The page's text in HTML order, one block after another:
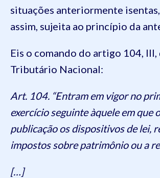
situações anteriormente
assim, sujeita ao princípio da
Eis o comando do artigo 104,
Tributário Nacional:
Art. 104. “Entram em vigor no
exercício seguinte àquele em que
publicação os dispositivos de lei,
impostos sobre patrimônio ou a
[…]